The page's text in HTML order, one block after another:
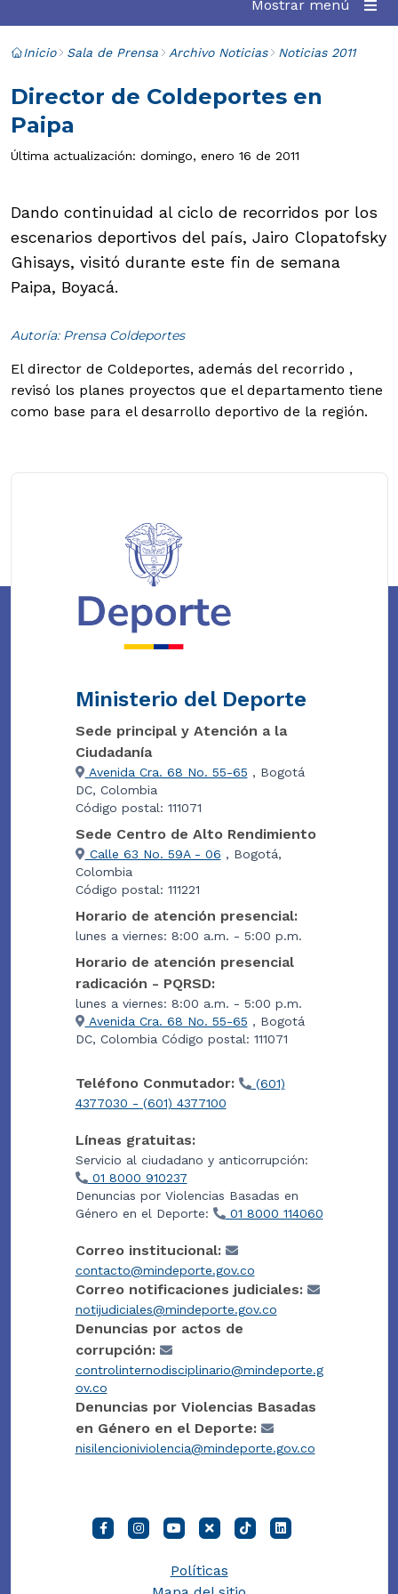
Mostrar menú
Inicio Sala de Prensa Archivo Noticias Noticias 2011
Director de Coldeportes en
Paipa
Última actualización: domingo, enero 16 de 2011
Dando continuidad al ciclo de recorridos por los
escenarios deportivos del país, Jairo Clopatofsky
Ghisays, visitó durante este fin de semana
Paipa, Boyacá.
Autoría: Prensa Coldeportes
El director de Coldeportes, además del recorrido ,
revisó los planes proyectos que el departamento tiene
como base para el desarrollo deportivo de la región.
Ministerio del Deporte
Sede principal y Atención a la
Ciudadanía
Avenida Cra. 68 No. 55-65 , Bogotá
DC, Colombia
Código postal: 111071
Sede Centro de Alto Rendimiento
Calle 63 No. 59A - 06 , Bogotá,
Colombia
Código postal: 111221
Horario de atención presencial:
lunes a viernes: 8:00 a.m. - 5:00 p.m.
Horario de atención presencial
radicación - PQRSD:
lunes a viernes: 8:00 a.m. - 5:00 p.m.
Avenida Cra. 68 No. 55-65 , Bogotá
DC, Colombia Código postal: 111071
Teléfono Conmutador:
(601)
4377030 - (601) 4377100
Líneas gratuitas:
Servicio al ciudadano y anticorrupción:
01 8000 910237
Denuncias por Violencias Basadas en
Género en el Deporte:
01 8000 114060
Correo institucional:
contacto@mindeporte.gov.co
Correo notificaciones judiciales:
notijudiciales@mindeporte.gov.co
Denuncias por actos de
corrupción:
controlinternodisciplinario@mindeporte.g
ov.co
Denuncias por Violencias Basadas
en Género en el Deporte:
nisilencioniviolencia@mindeporte.gov.co
Políticas